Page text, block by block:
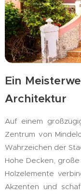
Ein
Architektur
Auf einem
Zentrum von
Wahrzeichen der
Hohe Decken,
Holzelemente
Akzenten und